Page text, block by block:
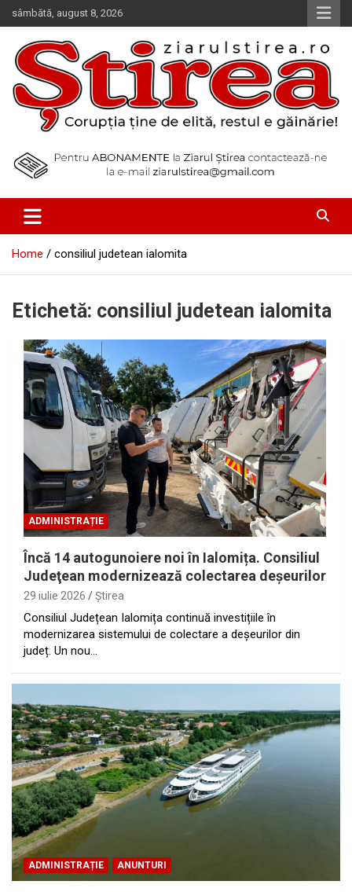
Skip
to
content
sâmbătă, august 8, 2026
Ziarul Știrea
Home consiliul judetean ialomita
Etichetă: consiliul judetean ialomita
ADMINISTRAȚIE
Încă 14 autogunoiere noi în Ialomița. Consiliul
Judeţean modernizează colectarea deșeurilor
29 iulie 2026 Ştirea
Consiliul Județean Ialomița continuă investițiile în
modernizarea sistemului de colectare a deșeurilor din
județ. Un nou…
ADMINISTRAȚIE ANUNTURI